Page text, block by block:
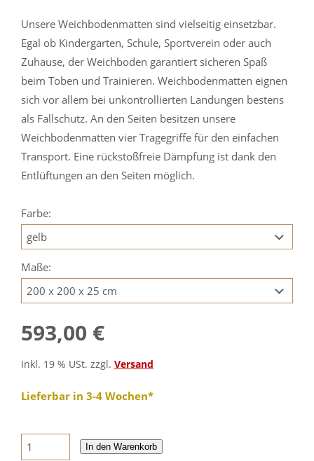
Unsere Weichbodenmatten sind vielseitig einsetzbar.
Egal ob Kindergarten, Schule, Sportverein oder auch
Zuhause, der Weichboden garantiert sicheren Spaß
beim Toben und Trainieren. Weichbodenmatten eignen
sich vor allem bei unkontrollierten Landungen bestens
als Fallschutz. An den Seiten besitzen unsere
Weichbodenmatten vier Tragegriffe für den einfachen
Transport. Eine rückstoßfreie Dämpfung ist dank den
Entlüftungen an den Seiten möglich.
Farbe:
Maße:
593,00 €
Inkl. 19 % USt. zzgl. Versand
Lieferbar in 3-4 Wochen*
In den Warenkorb